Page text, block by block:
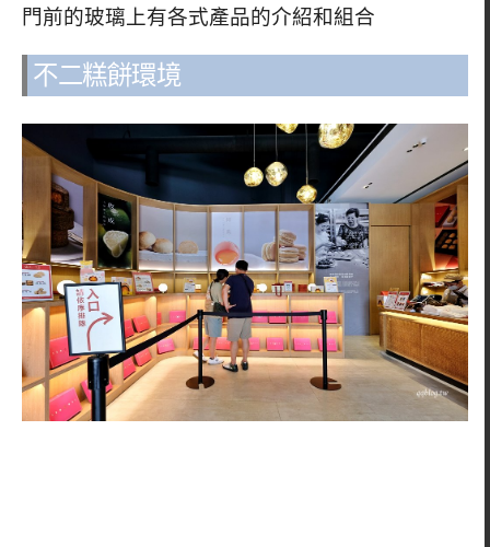
門前的玻璃上有各式產品的介紹和組合
不二糕餅環境